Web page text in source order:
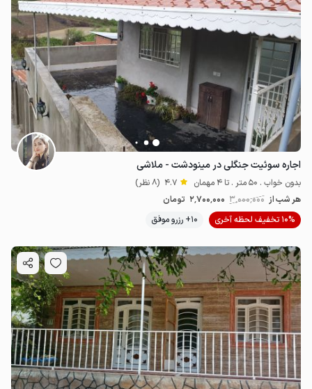
اجاره سوئیت جنگلی در مینودشت - ملاشی
بدون خواب . 50 متر . تا 4 مهمان 4.7 (8 نظر)
هر شب از 3٬000٬000 2٬700٬000 تومان
10% تخفیف لحظه آخری
10+ رزرو موفق